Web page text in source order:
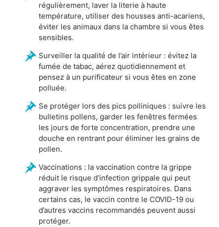
régulièrement, laver la literie à haute
température, utiliser des housses anti-acariens,
éviter les animaux dans la chambre si vous êtes
sensibles.
Surveiller la qualité de l’air intérieur : évitez la
fumée de tabac, aérez quotidiennement et
pensez à un purificateur si vous êtes en zone
polluée.
Se protéger lors des pics polliniques : suivre les
bulletins pollens, garder les fenêtres fermées
les jours de forte concentration, prendre une
douche en rentrant pour éliminer les grains de
pollen.
Vaccinations : la vaccination contre la grippe
réduit le risque d’infection grippale qui peut
aggraver les symptômes respiratoires. Dans
certains cas, le vaccin contre le COVID-19 ou
d’autres vaccins recommandés peuvent aussi
protéger.